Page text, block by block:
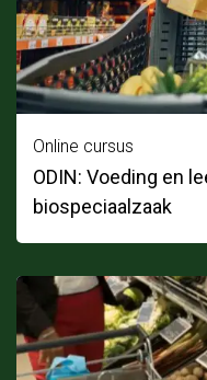
Online cursus
ODIN: Voeding en
biospeciaalzaak